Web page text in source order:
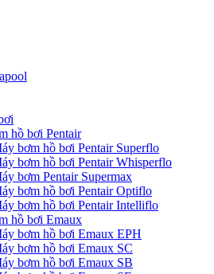
hồ bơi Pentair
bơm hồ bơi Pentair Superflo
bơm hồ bơi Pentair Whisperflo
bơm Pentair Supermax
bơm hồ bơi Pentair Optiflo
bơm hồ bơi Pentair Intelliflo
hồ bơi Emaux
bơm hồ bơi Emaux EPH
bơm hồ bơi Emaux SC
bơm hồ bơi Emaux SB